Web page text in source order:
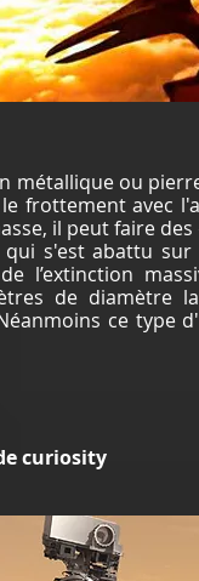
métallique ou
frottement avec
il peut faire
qui s'est abattu
l’extinction
de diamètre
ce type
curiosity